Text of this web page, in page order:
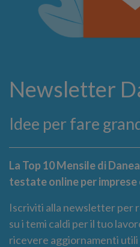
Newsletter
Idee per fare
La Top 10 Mensile di
testate online per
Iscriviti alla newsletter per
su i temi caldi per il tuo
ricevere aggiornamenti